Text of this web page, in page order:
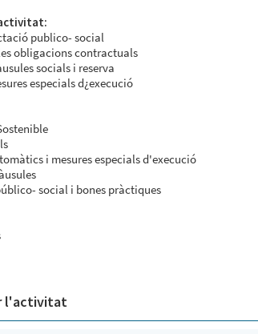
publico- social
obligacions contractuals
socials i reserva
especials d¿execució
i mesures especials d'execució
social i bones pràctiques
l'activitat